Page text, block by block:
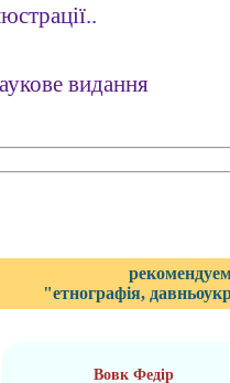
видання
"етнографія,
Вовк Федір